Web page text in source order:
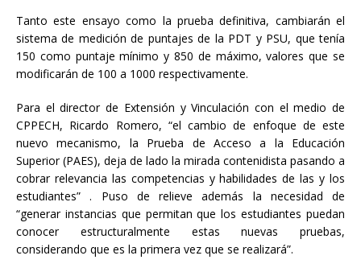
Tanto este ensayo como la prueba definitiva, cambiarán el
sistema de medición de puntajes de la PDT y PSU, que tenía
150 como puntaje mínimo y 850 de máximo, valores que se
modificarán de 100 a 1000 respectivamente.
Para el director de Extensión y Vinculación con el medio de
CPPECH, Ricardo Romero, “el cambio de enfoque de este
nuevo mecanismo, la Prueba de Acceso a la Educación
Superior (PAES), deja de lado la mirada contenidista pasando a
cobrar relevancia las competencias y habilidades de las y los
estudiantes” . Puso de relieve además la necesidad de
“generar instancias que permitan que los estudiantes puedan
conocer estructuralmente estas nuevas pruebas,
considerando que es la primera vez que se realizará”.